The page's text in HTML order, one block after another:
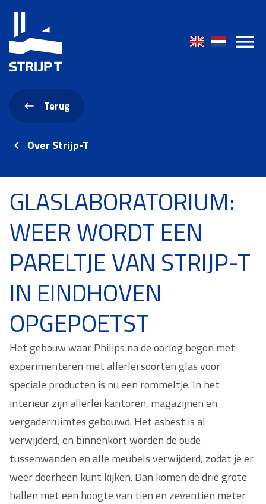
Terug
Over Strijp-T
GLASLABORATORIUM:
WEER WORDT EEN
PARELTJE VAN STRIJP-T
IN EINDHOVEN
OPGEPOETST
Het gebouw waar Philips na de oorlog begon met
experimenteren met allerlei soorten glas voor
speciale producten is nu een rommeltje. In het
interieur zijn allerlei kantoren, magazijnen en
vergaderruimtes gebouwd. Het asbest is al
verwijderd, en binnenkort worden de oude
tussenwanden en alle meubels verwijderd, zodat je er
weer doorheen kunt kijken. Dan komen de drie grote
hallen met een hoogte van tien en zeventien meter